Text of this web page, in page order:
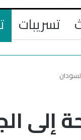
تسريبات
إلى